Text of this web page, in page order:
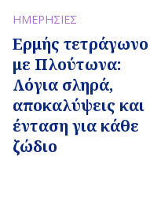
ΗΜΕΡΗΣΙΕΣ
Ερμής τετράγωνο
με Πλούτωνα:
Λόγια σληρά,
αποκαλύψεις και
ένταση για κάθε
ζώδιο